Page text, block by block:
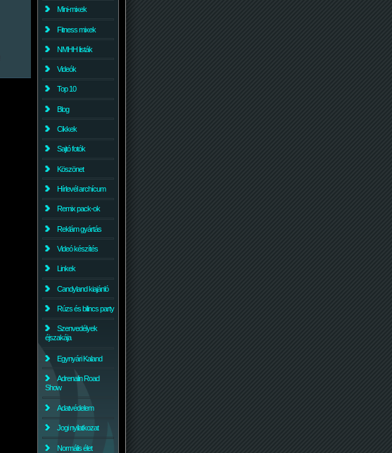
Mini-mixek
Fitness mixek
NMHH listák
Videók
Top 10
Blog
Cikkek
Sajtó fotók
Köszönet
Hírlevél archícum
Remix pack-ok
Reklám gyártás
Videó készítés
Linkek
Candyland kiajánló
Rúzs és bilincs party
Szenvedélyek
éjszakája
Egynyári Kaland
Adrenalin Road
Show
Adatvédelem
Jogi nyilatkozat
Normális élet